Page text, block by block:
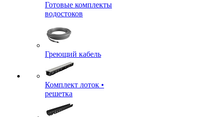
Готовые комплекты
водостоков
Греющий кабель
Комплект лоток •
решетка